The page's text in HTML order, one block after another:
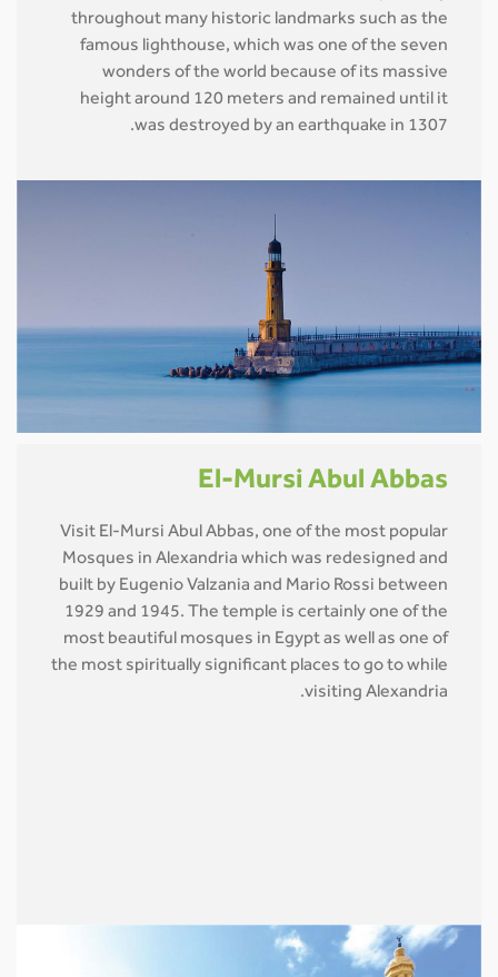
throughout many historic landmarks such as the
famous lighthouse, which was one of the seven
wonders of the world because of its massive
height around 120 meters and remained until it
was destroyed by an earthquake in 1307.
El-Mursi Abul Abbas
Visit El-Mursi Abul Abbas, one of the most popular
Mosques in Alexandria which was redesigned and
built by Eugenio Valzania and Mario Rossi between
1929 and 1945. The temple is certainly one of the
most beautiful mosques in Egypt as well as one of
the most spiritually significant places to go to while
visiting Alexandria.